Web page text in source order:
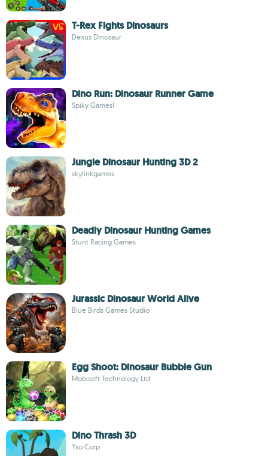
T-Rex Fights Dinosaurs
Dexus Dinosaur
Dino Run: Dinosaur Runner Game
Spiky Games!
Jungle Dinosaur Hunting 3D 2
skylinkgames
Deadly Dinosaur Hunting Games
Stunt Racing Games
Jurassic Dinosaur World Alive
Blue Birds Games Studio
Egg Shoot: Dinosaur Bubble Gun
Mobisoft Technology Ltd
Dino Thrash 3D
Yso Corp